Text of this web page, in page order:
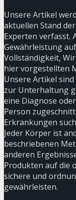
Unsere Artikel
aktuellen Stand
Experten verfasst.
Gewährleistung
Vollständigkeit,
hier vorgestellten
Unsere Artikel
zur Unterhaltung
eine Diagnose
Person
Erkrankungen
Jeder Körper ist
beschriebenen
anderen
Produkten auf die
sichere und
gewährleisten.